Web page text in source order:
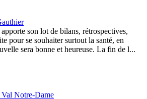
son lot de bilans, rétrospectives,
pour se souhaiter surtout la santé, en
sera bonne et heureuse. La fin de l...